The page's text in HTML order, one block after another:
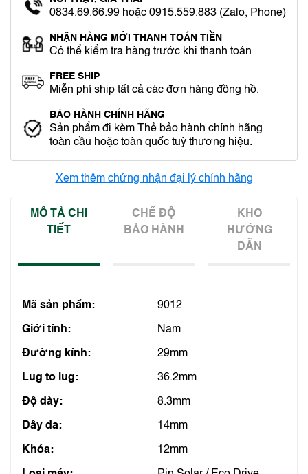
0834.69.66.99 hoặc 0915.559.883 (Zalo, Phone)
NHẬN HÀNG MỚI THANH TOÁN TIỀN
Có thể kiểm tra hàng trước khi thanh toán
FREE SHIP
Miễn phí ship tất cả các đơn hàng đồng hồ.
BẢO HÀNH CHÍNH HÃNG
Sản phẩm đi kèm Thẻ bảo hành chính hãng
toàn cầu hoặc toàn quốc tuỳ thương hiệu.
Xem thêm chứng nhận đại lý chính hãng
MÔ TẢ CHI
TIẾT
CHẾ ĐỘ
BẢO HÀNH
KHO
HƯỚNG
DẪN
Mã sản phẩm: 9012
Giới tính: Nam
Đường kính: 29mm
Lug to lug: 36.2mm
Độ dày: 8.3mm
Dây da: 14mm
Khóa: 12mm